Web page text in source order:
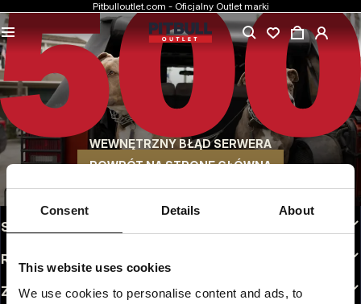
Consent Details About
This website uses cookies
We use cookies to personalise content and ads, to
Pitbulloutlet.com - Oficjalny Outlet marki
WEWNĘTRZNY BŁĄD SERWERA
POWRÓT NA STRONĘ GŁÓWNĄ
NAJNIŻSZE CENY
Markowa odzież Pitbull w rewelacyjnych cenach.
SZYBKA WYSYŁKA
Wygodne sposoby wysyłki do wyboru
30 DNI NA ZWROT
Bez tłumaczeń. Dogodne opcje zwrotu do wyboru
INFO
STREFA KLIENTA
REGULAMINY
ZAOBSERWUJ NAS